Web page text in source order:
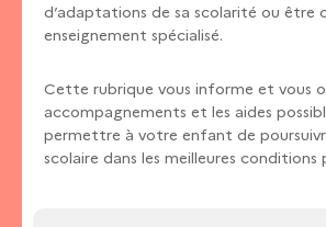
d’adaptations de sa scolarité ou être
enseignement spécialisé.
Cette rubrique vous informe et vous
accompagnements et les aides
permettre à votre enfant de
scolaire dans les meilleures conditions